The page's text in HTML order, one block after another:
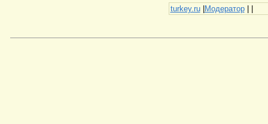
turkey.ru|Модератор| |